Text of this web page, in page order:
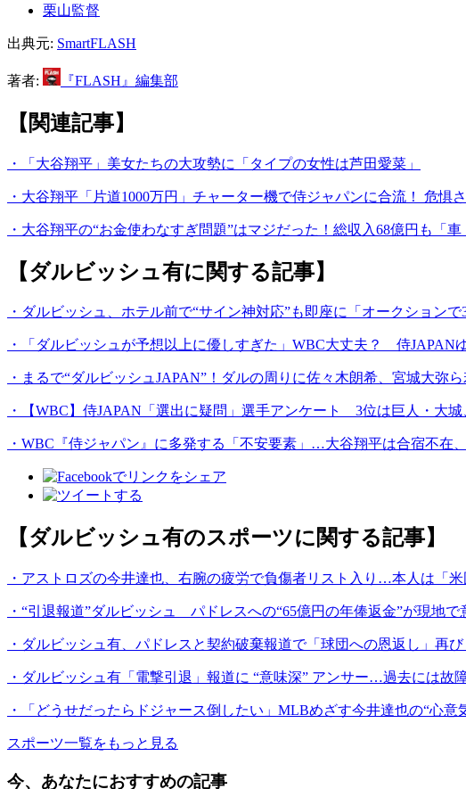
栗山監督
出典元: SmartFLASH
著者: 『FLASH』編集部
【関連記事】
・「大谷翔平」美女たちの大攻勢に「タイプの女性は芦田愛菜」
・大谷翔平「片道1000万円」チャーター機で侍ジャパンに合流！ 危惧
・大谷翔平の“お金使わなすぎ問題”はマジだった！総収入68億円も「
【ダルビッシュ有に関する記事】
・ダルビッシュ、ホテル前で“サイン神対応”も即座に「オークション
・「ダルビッシュが予想以上に優しすぎた」WBC大丈夫？ 侍JAPAN
・まるで“ダルビッシュJAPAN”！ダルの周りに佐々木朗希、宮城大弥
・【WBC】侍JAPAN「選出に疑問」選手アンケート 3位は巨人・大
・WBC『侍ジャパン』に多発する「不安要素」…大谷翔平は合宿不在
【ダルビッシュ有のスポーツに関する記事】
・アストロズの今井達也、右腕の疲労で負傷者リスト入り…本人は「
・“引退報道”ダルビッシュ パドレスへの“65億円の年俸返金”が現地
・ダルビッシュ有、パドレスと契約破棄報道で「球団への恩返し」再
・ダルビッシュ有「電撃引退」報道に “意味深” アンサー…過去には故
・「どうせだったらドジャース倒したい」MLBめざす今井達也の“心意
スポーツ一覧をもっと見る
今、あなたにおすすめの記事